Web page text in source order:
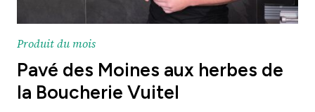
Produit du mois
Pavé des Moines aux herbes de
la Boucherie Vuitel